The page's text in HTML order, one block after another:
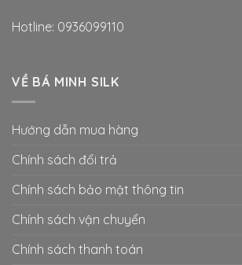
Hotline: 0936099110
VỀ BÁ MINH SILK
Hướng dẫn mua hàng
Chính sách đổi trả
Chính sách bảo mật thông tin
Chính sách vận chuyển
Chính sách thanh toán